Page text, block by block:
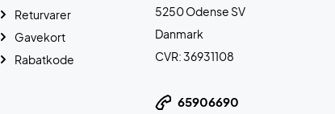
5250 Odense SV
Danmark
CVR: 36931108
65906690
Returvarer
Gavekort
Rabatkode